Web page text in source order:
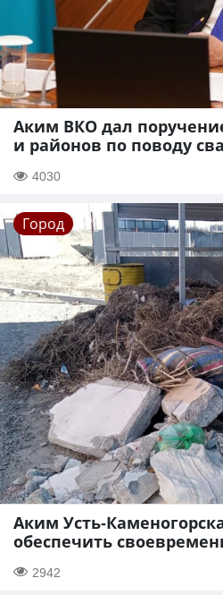
Аким ВКО дал
и районов по поводу
4030
Город
Аким Усть-
обеспечить
2942